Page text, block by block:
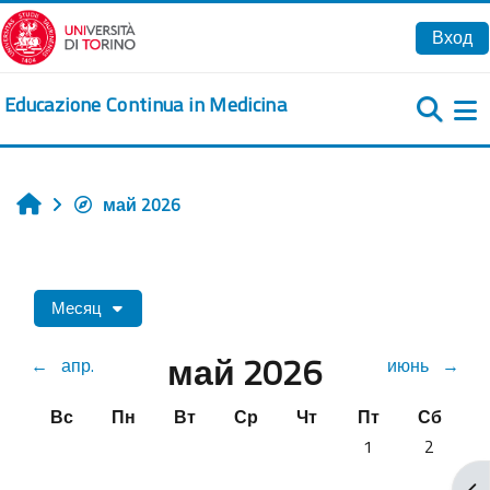
Перейти к основному содержанию
Вход
Educazione Continua in Medicina
Главнаямай 2026
Месяц
← апр. май 2026 июнь
→
Воскресенье
Вс Понедельник
Пн Вторник
Вт Среда
Ср Четверг
Чт Пятница
Пт Суббота
Сб
Нет событий,
1 Нет
2